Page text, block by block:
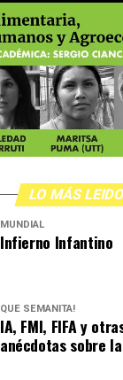
LO MÁS
MUNDIAL
Infierno Infantino
QUÉ SEMANITA!
IA, FMI, FIFA y
anécdotas sobre